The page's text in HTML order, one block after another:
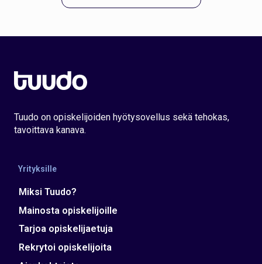
Tuudo on opiskelijoiden hyötysovellus sekä tehokas,
tavoittava kanava.
Yrityksille
Miksi Tuudo?
Mainosta opiskelijoille
Tarjoa opiskelijaetuja
Rekrytoi opiskelijoita